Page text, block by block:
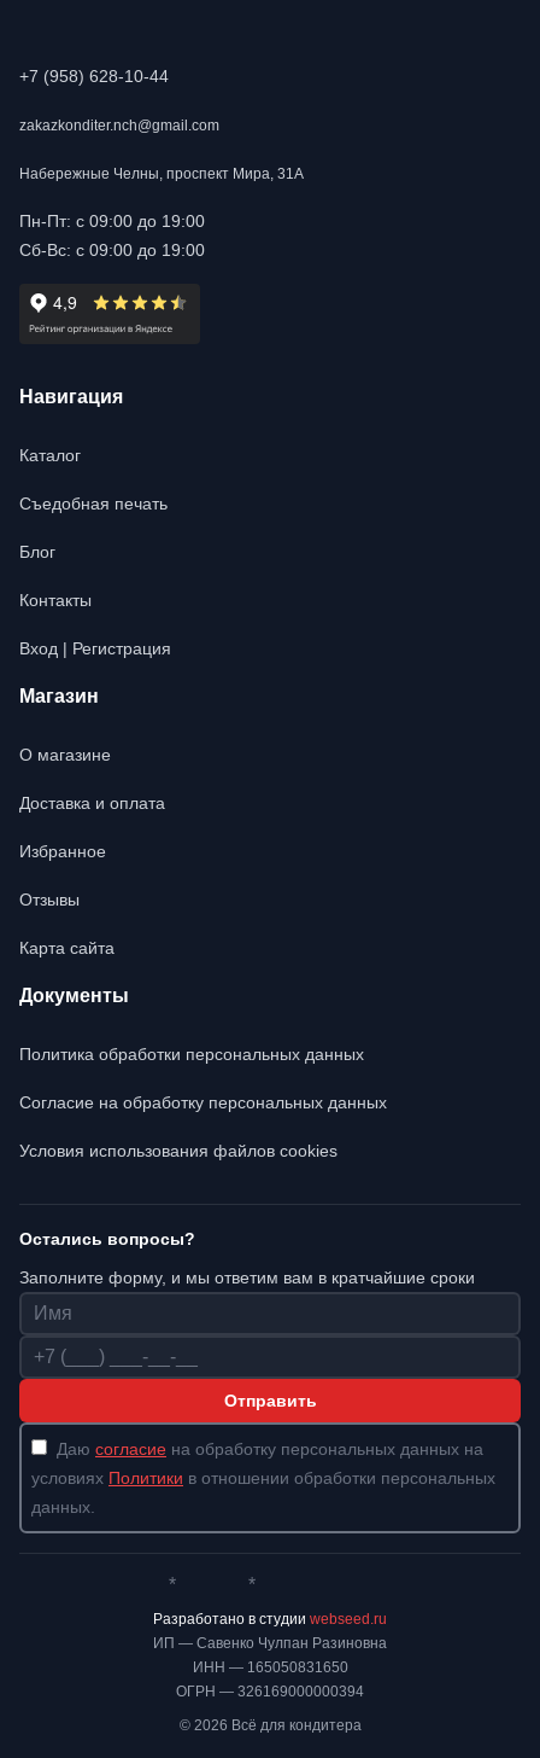
+7 (958) 628-10-44
zakazkonditer.nch@gmail.com
Набережные Челны, проспект Мира, 31А
Пн-Пт: с 09:00 до 19:00
Сб-Вс: с 09:00 до 19:00
Навигация
Каталог
Съедобная печать
Блог
Контакты
Вход | Регистрация
Магазин
О магазине
Доставка и оплата
Избранное
Отзывы
Карта сайта
Документы
Политика обработки персональных данных
Согласие на обработку персональных данных
Условия использования файлов cookies
Остались вопросы?
Заполните форму, и мы ответим вам в кратчайшие сроки
Имя
Телефон
Отправить
Даю согласие на обработку персональных данных на
условиях Политики в отношении обработки персональных
данных.
ИП — Савенко Чулпан Разиновна
ИНН — 165050831650
ОГРН — 326169000000394
© 2026 Всё для кондитера
* *
Разработано в студии webseed.ru